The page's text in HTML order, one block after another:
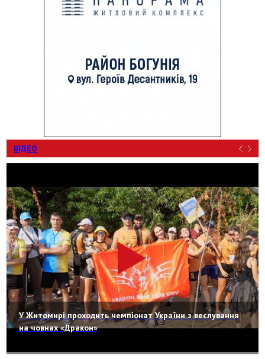
ВІДЕО
У Житомирі проходить чемпіонат України з веслування
на човнах «Дракон»